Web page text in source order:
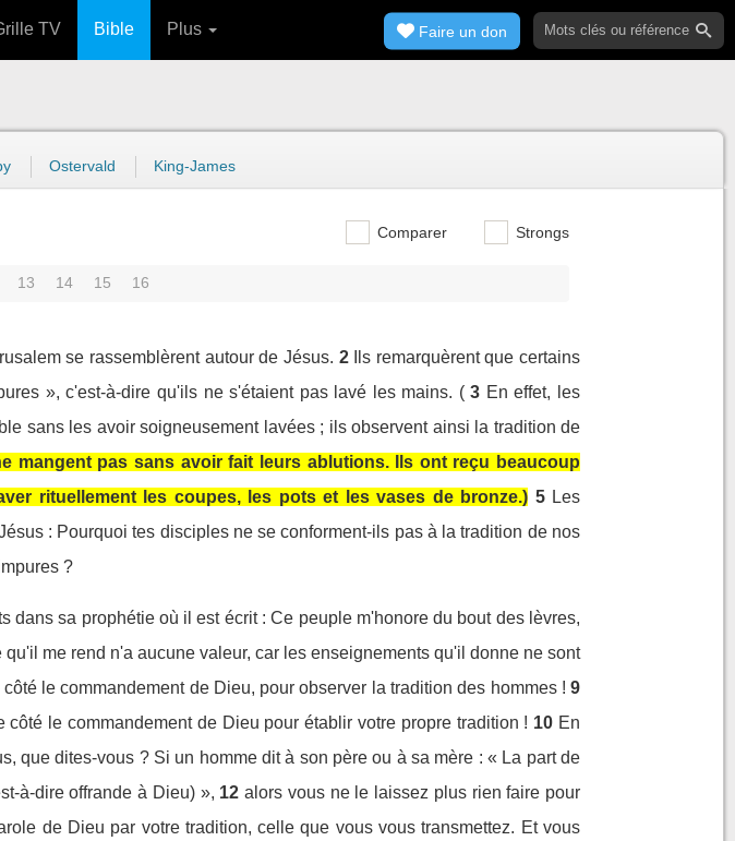
TV Bible Plus Faire un don
Ostervald King-James
Comparer Strongs
13 14 15 16
se rassemblèrent autour de Jésus. 2
Ils remarquèrent que certains
», c'est-à-dire qu'ils ne s'étaient pas lavé les mains. ( 3 En effet, les
sans les avoir soigneusement lavées ; ils observent ainsi la tradition de
mangent pas sans avoir fait leurs ablutions. Ils ont reçu beaucoup
rituellement les coupes, les pots et les vases de bronze.) 5 Les
: Pourquoi tes disciples ne se conforment-ils pas à la tradition de nos
?
dans sa prophétie où il est écrit : Ce peuple m'honore du bout des lèvres,
qu'il me rend n'a aucune valeur, car les enseignements qu'il donne ne sont
le commandement de Dieu, pour observer la tradition des hommes ! 9
le commandement de Dieu pour établir votre propre tradition ! 10 En
que dites-vous ? Si un homme dit à son père ou à sa mère : « La part de
à-dire offrande à Dieu) », 12 alors vous ne le laissez plus rien faire pour
de Dieu par votre tradition, celle que vous vous transmettez. Et vous